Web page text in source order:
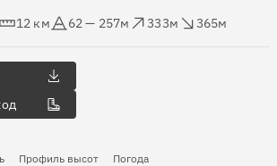
12 км
62 — 257м
333м
365м
Профиль высот Погода